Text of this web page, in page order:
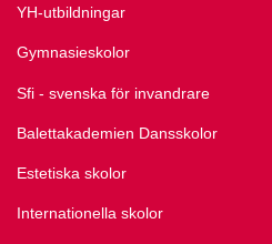
YH-utbildningar
Gymnasieskolor
Sfi - svenska för invandrare
Balettakademien Dansskolor
Estetiska skolor
Internationella skolor